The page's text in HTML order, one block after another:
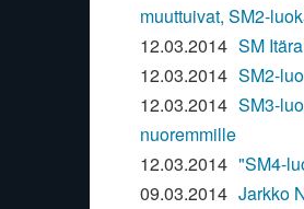
muuttuivat, SM2-
12.03.2014 SM
12.03.2014 SM2-
12.03.2014 SM3-
nuoremmille
12.03.2014 "SM4-
09.03.2014 Jarkko